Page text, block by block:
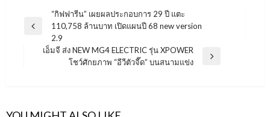
แนะแนว
เรื่อง
Previous
“กิฟฟารีน” เผยผลประกอบการ 29 ปี แตะ
110,758 ล้านบาท เปิดแผนปี 68 new version
2.9
เอ็มจี ส่ง NEW MG4 ELECTRIC รุ่น XPOWER
โชว์ศักยภาพ “อีวีตัวจี๊ด” บนสนามแข่ง